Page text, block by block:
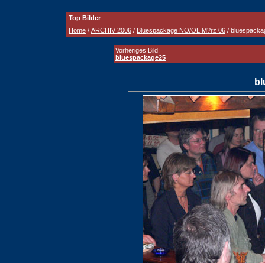
Top Bilder
Home / ARCHIV 2006 / Bluespackage NO/OL M?rz 06 /
Vorheriges Bild:
bluespackage25